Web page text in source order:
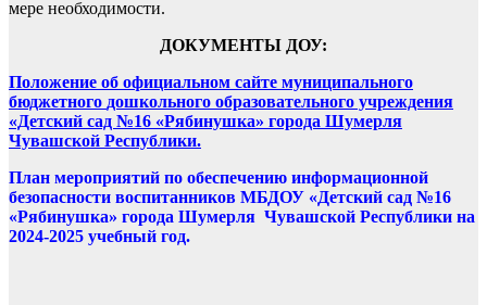
мере необходимости.
ДОКУМЕНТЫ ДОУ:
Положение об официальном сайте муниципального
бюджетного дошкольного образовательного учреждения
«Детский сад №16 «Рябинушка» города Шумерля
Чувашской Республики.
План мероприятий по обеспечению информационной
безопасности воспитанников МБДОУ «Детский сад №16
«Рябинушка» города Шумерля Чувашской Республики на
2024-2025 учебный год.